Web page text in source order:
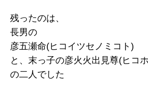
残ったのは、
長男の
彦五瀬命(ヒコイツセノミコト)
と、末っ子の彦火火出見尊(ヒコ
の二人でした